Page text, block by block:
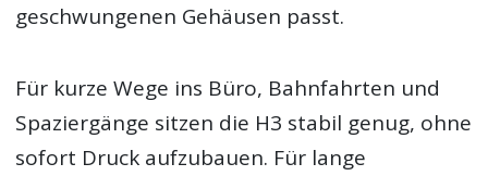
geschwungenen Gehäusen passt.
Für kurze Wege ins Büro, Bahnfahrten und
Spaziergänge sitzen die H3 stabil genug, ohne
sofort Druck aufzubauen. Für lange